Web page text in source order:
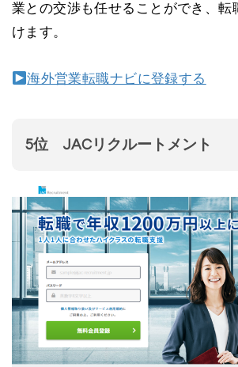
業との交渉も任せることができ、転
けます。
海外営業転職ナビに登録する
5位 JACリクルートメント